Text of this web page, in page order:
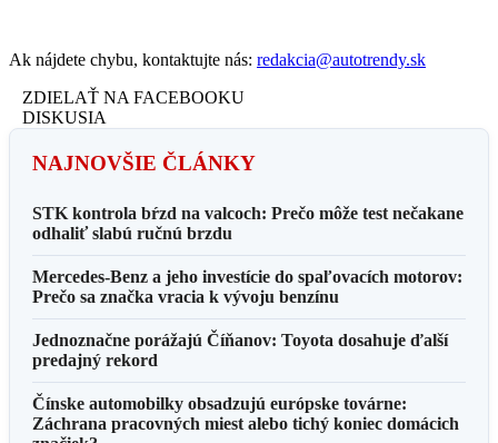
Ak nájdete chybu, kontaktujte nás: redakcia@autotrendy.sk
ZDIELAŤ NA FACEBOOKU
DISKUSIA
NAJNOVŠIE ČLÁNKY
STK kontrola bŕzd na valcoch: Prečo môže test nečakane
odhaliť slabú ručnú brzdu
Mercedes-Benz a jeho investície do spaľovacích motorov:
Prečo sa značka vracia k vývoju benzínu
Jednoznačne porážajú Číňanov: Toyota dosahuje ďalší
predajný rekord
Čínske automobilky obsadzujú európske továrne:
Záchrana pracovných miest alebo tichý koniec domácich